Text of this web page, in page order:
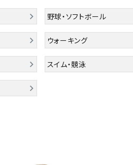
サッカーウェア
ジュニアサッカーウェア
レプリカ商品
ジュニアレプリカ商品
サッカーボール
フットサルボール
ニング
ング
バッグ
バックパック
トートバッグ
ショルダーバッグ
CEP Chacott
野球・ソフトボール
ウォーキング
スイム・競泳